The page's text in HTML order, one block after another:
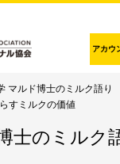
アカウ
マルド博士のミルク語り
すミルクの価値
士のミルク